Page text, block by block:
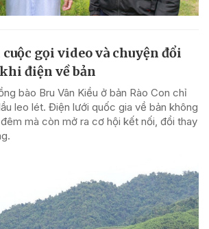
gọi video và chuyện đổi
điện về bản
bào Bru Vân Kiều ở bản Rào Con chỉ
leo lét. Điện lưới quốc gia về bản không
mà còn mở ra cơ hội kết nối, đổi thay